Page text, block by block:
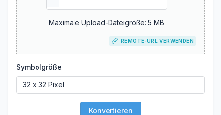
Maximale Upload-Dateigröße: 5 MB
REMOTE-URL VERWENDEN
Symbolgröße
Konvertieren